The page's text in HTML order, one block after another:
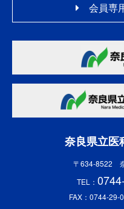
会員専
奈良県立医
〒634-8522
TEL：
FAX：0744-29-